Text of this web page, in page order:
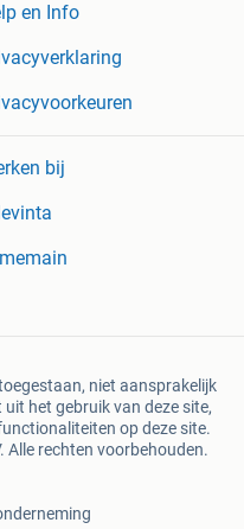
en Info
bij
niet aansprakelijk
het gebruik van deze site,
op deze site.
rechten voorbehouden.